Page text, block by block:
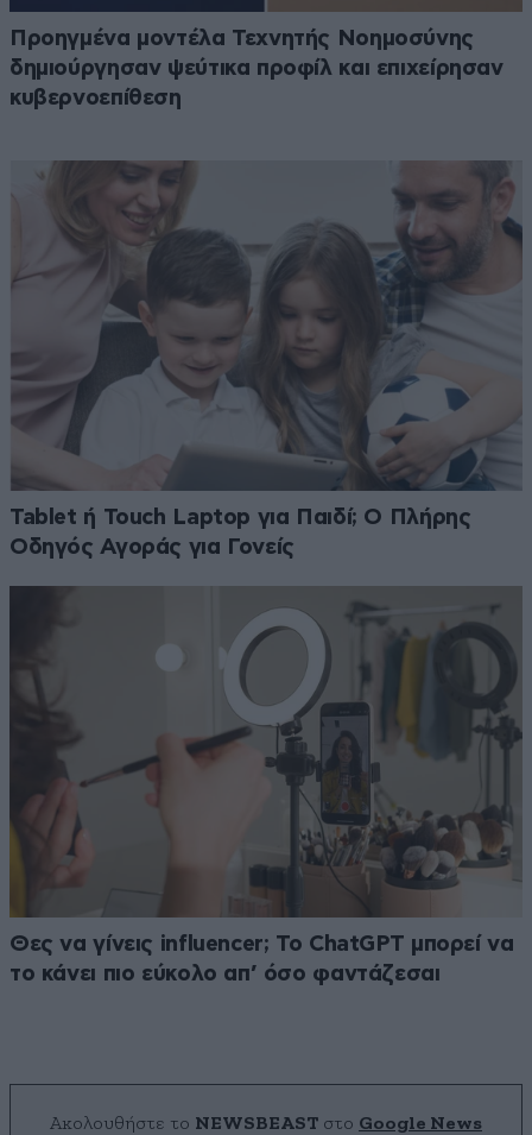
Προηγμένα μοντέλα Τεχνητής Νοημοσύνης
δημιούργησαν ψεύτικα προφίλ και επιχείρησαν
κυβερνοεπίθεση
Tablet ή Touch Laptop για Παιδί; Ο Πλήρης
Οδηγός Αγοράς για Γονείς
Θες να γίνεις influencer; Το ChatGPT μπορεί να
το κάνει πιο εύκολο απ’ όσο φαντάζεσαι
Ακολουθήστε το NEWSBEAST στο Google News